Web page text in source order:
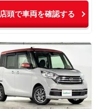
店頭で車両を確認する